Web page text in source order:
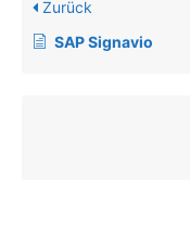
Zurück
SAP Signavio